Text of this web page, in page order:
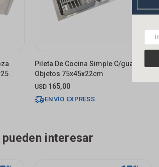
.
Pileta De Cocina Simple C/guarda
Objetos 75x45x22cm
USD 165,00
ENVÍO EXPRESS
interesar